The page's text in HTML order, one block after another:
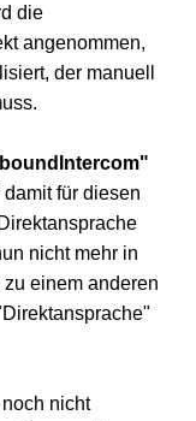
die
angenommen,
der manuell
damit für diesen
nicht mehr in
einem anderen
nicht